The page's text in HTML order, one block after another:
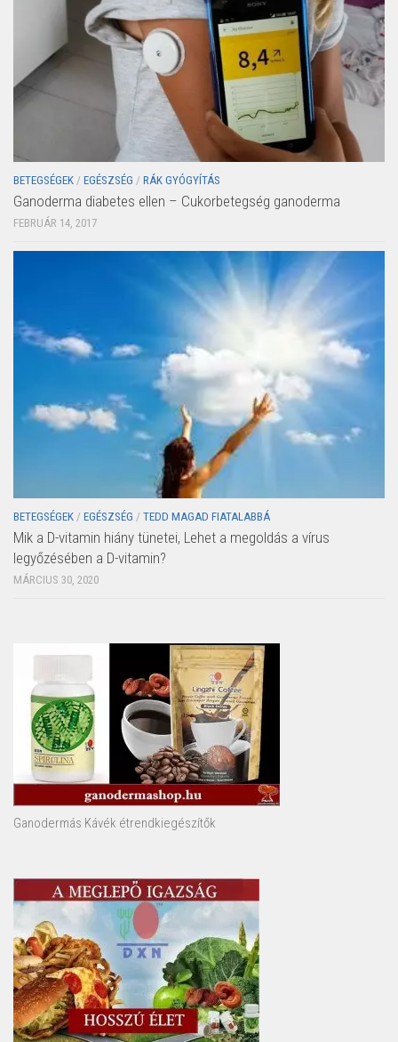
BETEGSÉGEK / EGÉSZSÉG / RÁK GYÓGYÍTÁS
Ganoderma diabetes ellen – Cukorbetegség ganoderma
FEBRUÁR 14, 2017
BETEGSÉGEK / EGÉSZSÉG / TEDD MAGAD FIATALABBÁ
Mik a D-vitamin hiány tünetei, Lehet a megoldás a vírus
legyőzésében a D-vitamin?
MÁRCIUS 30, 2020
Ganodermás Kávék étrendkiegészítők